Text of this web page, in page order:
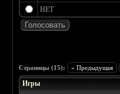
НЕТ
Страницы (15): « Предыдущая
Игры